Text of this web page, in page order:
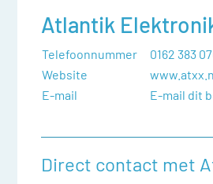
Atlantik
Telefoonnummer
0162 383
Website
E-mail
E-mail dit
Direct contact met